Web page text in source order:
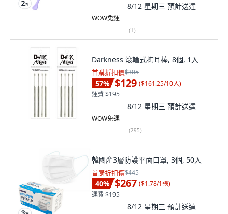
8/12 星期三 預計送達
WOW免運
(1)
Darkness 滾輪式掏耳棒, 8個, 1入
首購折扣價$305
57% $129 ($161.25/10入)
運費 $195
8/12 星期三 預計送達
WOW免運
(295)
韓國產3層防護平面口罩, 3個, 50入
首購折扣價$445
40% $267 ($1.78/1張)
運費 $195
8/12 星期三 預計送達